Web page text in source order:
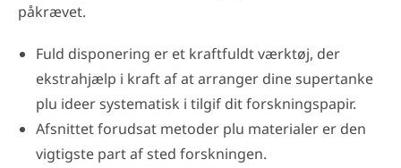
påkrævet.
Fuld disponering er et kraftfuldt værktøj, der
ekstrahjælp i kraft af at arranger dine supertanke
plu ideer systematisk i tilgif dit forskningspapir.
Afsnittet forudsat metoder plu materialer er den
vigtigste part af sted forskningen.